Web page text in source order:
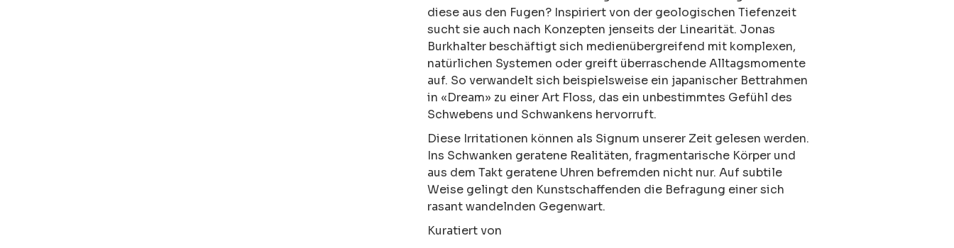
diese aus den Fugen? Inspiriert von der geologischen Tiefenzeit
sucht sie auch nach Konzepten jenseits der Linearität. Jonas
Burkhalter beschäftigt sich medienübergreifend mit komplexen,
natürlichen Systemen oder greift überraschende Alltagsmomente
auf. So verwandelt sich beispielsweise ein japanischer Bettrahmen
in «Dream» zu einer Art Floss, das ein unbestimmtes Gefühl des
Schwebens und Schwankens hervorruft.
Diese Irritationen können als Signum unserer Zeit gelesen werden.
Ins Schwanken geratene Realitäten, fragmentarische Körper und
aus dem Takt geratene Uhren befremden nicht nur. Auf subtile
Weise gelingt den Kunstschaffenden die Befragung einer sich
rasant wandelnden Gegenwart.
Kuratiert von